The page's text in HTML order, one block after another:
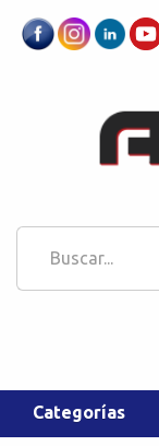
Categorías